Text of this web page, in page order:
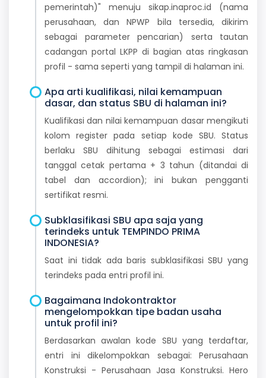
pemerintah)" menuju sikap.inaproc.id (nama
perusahaan, dan NPWP bila tersedia, dikirim
sebagai parameter pencarian) serta tautan
cadangan portal LKPP di bagian atas ringkasan
profil - sama seperti yang tampil di halaman ini.
Apa arti kualifikasi, nilai kemampuan
dasar, dan status SBU di halaman ini?
Kualifikasi dan nilai kemampuan dasar mengikuti
kolom register pada setiap kode SBU. Status
berlaku SBU dihitung sebagai estimasi dari
tanggal cetak pertama + 3 tahun (ditandai di
tabel dan accordion); ini bukan pengganti
sertifikat resmi.
Subklasifikasi SBU apa saja yang
terindeks untuk TEMPINDO PRIMA
INDONESIA?
Saat ini tidak ada baris subklasifikasi SBU yang
terindeks pada entri profil ini.
Bagaimana Indokontraktor
mengelompokkan tipe badan usaha
untuk profil ini?
Berdasarkan awalan kode SBU yang terdaftar,
entri ini dikelompokkan sebagai: Perusahaan
Konstruksi - Perusahaan Jasa Konstruksi. Hero